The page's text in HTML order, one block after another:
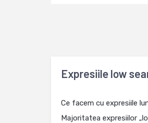
Expresiile low
Ce facem cu expresiile
Majoritatea expresiilor